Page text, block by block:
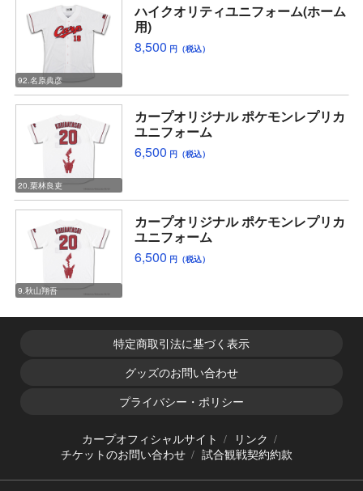
92.名原典彦
ハイクオリティユニフォーム(ホーム
用)
8,500 円（税込）
20.栗林良吏
カープオリジナル ポケモンレプリカ
ユニフォーム
6,500 円（税込）
9.秋山翔吾
カープオリジナル ポケモンレプリカ
ユニフォーム
6,500 円（税込）
特定商取引法に基づく表示
グッズのお問い合わせ
プライバシー・ポリシー
カープオフィシャルサイト
リンク
チケットのお問い合わせ
試合観戦契約約款